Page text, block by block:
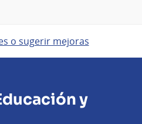
o sugerir mejoras
y